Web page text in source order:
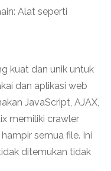
Alat seperti
kuat dan unik untuk
dan aplikasi web
JavaScript, AJAX,
memiliki crawler
semua file. Ini
ditemukan tidak